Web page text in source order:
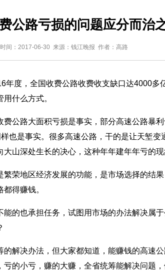
公路亏损的问题应分而治
时间：2017-06-30 来源：钱江晚报 作者：高路
，全国收费公路收费收支缺口达4000多
什么方式。
路大面积亏损是事实，部分高速公路暴利
也是事实。很多高速公路，干的是让天堑
山深处生长的决心，这种年年建年年亏的现
地区经济发展的功能，是市场选择的结
得赚钱。
也承担任务，试图用市场的办法解决属
决办法，但大家都知道，能赚钱的高速
的小亏，赚的大赚，全省统筹能解决问题